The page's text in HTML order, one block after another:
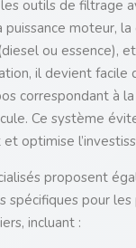
outils de filtrage
puissance moteur, la
ou essence), et
il devient facile
correspondant à
Ce système
et optimise
proposent
spécifiques pour les
incluant :